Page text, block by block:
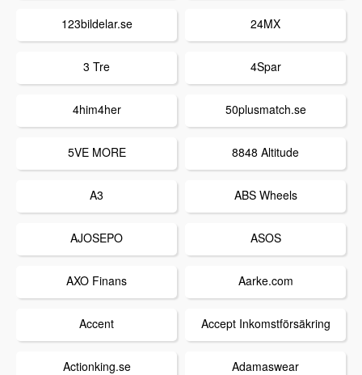
123bildelar.se 24MX
3 Tre 4Spar
4him4her 50plusmatch.se
5VE MORE 8848 Altitude
A3 ABS Wheels
AJOSEPO ASOS
AXO Finans Aarke.com
Accent Accept Inkomstförsäkring
Actionking.se Adamaswear